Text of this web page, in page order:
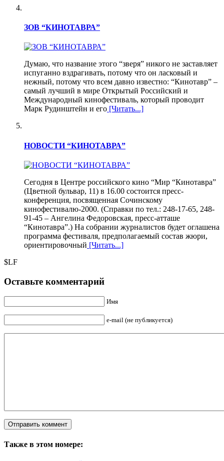
ЗОВ “КИНОТАВРА”
Думаю, что название этого “зверя” никого не заставляет
испуганно вздрагивать, потому что он ласковый и
нежный, потому что всем давно известно: “Кинотавр” –
самый лучший в мире Открытый Российский и
Международный кинофестиваль, который проводит
Марк Рудинштейн и его [Читать...]
НОВОСТИ “КИНОТАВРА”
Сегодня в Центре российского кино “Мир “Кинотавра”
(Цветной бульвар, 11) в 16.00 состоится пресс-
конференция, посвященная Сочинскому
кинофестивалю-2000. (Справки по тел.: 248-17-65, 248-
91-45 – Ангелина Федоровская, пресс-атташе
“Кинотавра”.) На собрании журналистов будет оглашена
программа фестиваля, предполагаемый состав жюри,
ориентировочный [Читать...]
$LF
Оставьте комментарий
Имя
e-mail (не публикуется)
Также в этом номере: